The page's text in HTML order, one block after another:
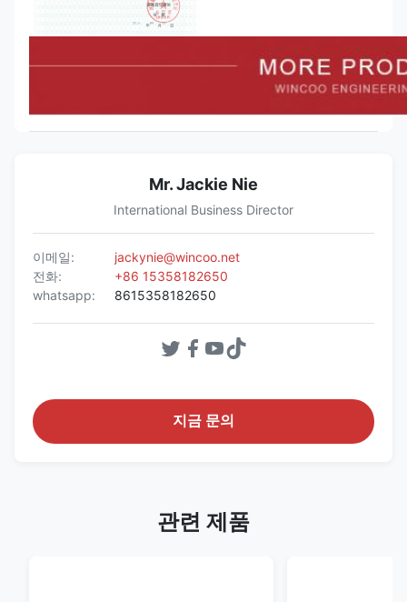
Mr. Jackie Nie
International Business Director
이메일:
jackynie@wincoo.net
전화:
+86 15358182650
whatsapp:
8615358182650
지금 문의
관련 제품